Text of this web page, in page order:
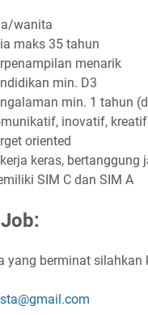
wanita
maks 35 tahun
menarik
min. D3
min. 1 tahun
inovatif, kreatif
oriented
keras,
SIM C dan SIM A
yang berminat silahkan